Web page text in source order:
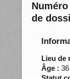
de
Lieu de
Âge :